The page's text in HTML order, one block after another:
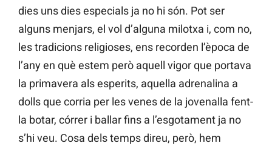
dies uns dies especials ja no hi són. Pot ser
alguns menjars, el vol d’alguna milotxa i, com no,
les tradicions religioses, ens recorden l’època de
l’any en què estem però aquell vigor que portava
la primavera als esperits, aquella adrenalina a
dolls que corria per les venes de la jovenalla fent-
la botar, córrer i ballar fins a l’esgotament ja no
s’hi veu. Cosa dels temps direu, però, hem